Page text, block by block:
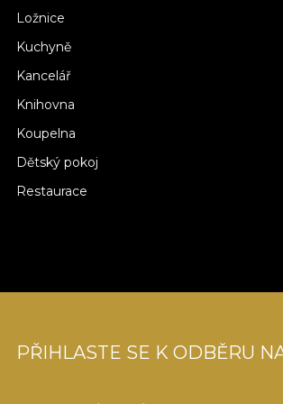
Ložnice
Kuchyně
Kancelář
Knihovna
Koupelna
Dětský pokoj
Restaurace
PŘIHLASTE SE K ODBĚRU